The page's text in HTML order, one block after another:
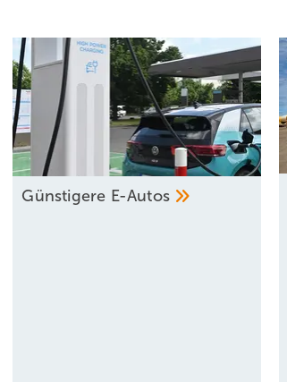
Günstigere E-Autos